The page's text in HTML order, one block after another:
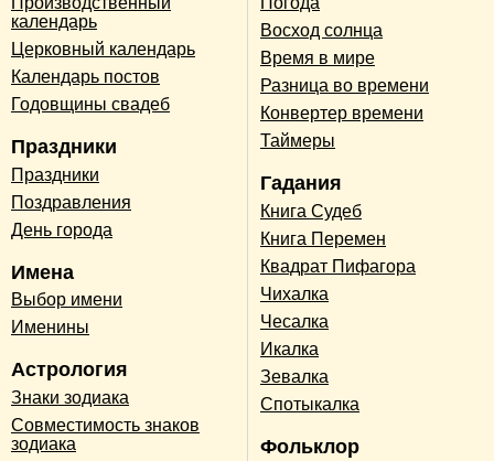
календарь
Церковный календарь
Календарь постов
Годовщины свадеб
Праздники
Праздники
Поздравления
День города
Имена
Выбор имени
Именины
Астрология
Знаки зодиака
Совместимость знаков
зодиака
Восход солнца
Время в мире
Разница во времени
Конвертер времени
Таймеры
Гадания
Книга Судеб
Книга Перемен
Квадрат Пифагора
Чихалка
Чесалка
Икалка
Зевалка
Спотыкалка
Фольклор